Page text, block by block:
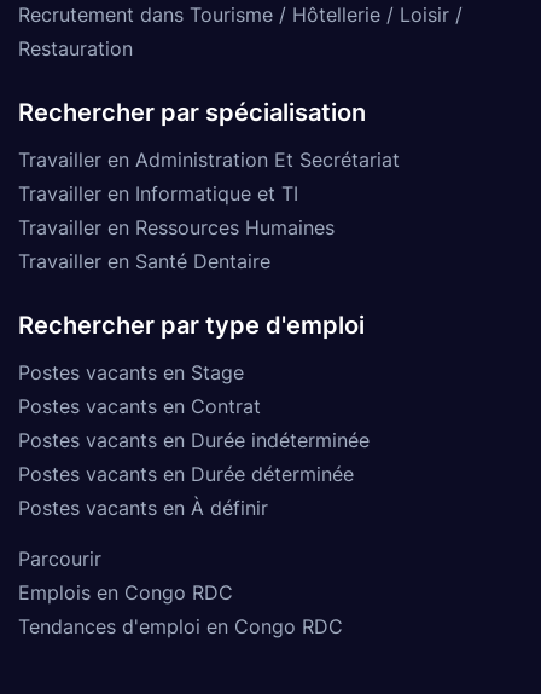
Recrutement dans Tourisme / Hôtellerie / Loisir /
Restauration
Rechercher par spécialisation
Travailler en Administration Et Secrétariat
Travailler en Informatique et TI
Travailler en Ressources Humaines
Travailler en Santé Dentaire
Rechercher par type d'emploi
Postes vacants en Stage
Postes vacants en Contrat
Postes vacants en Durée indéterminée
Postes vacants en Durée déterminée
Postes vacants en À définir
Parcourir
Emplois en Congo RDC
Tendances d'emploi en Congo RDC